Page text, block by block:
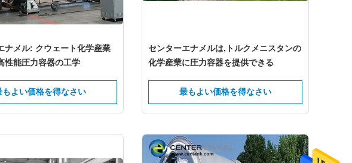
ナメル: クウェート化学産業
性能圧力容器の工学
もよい価格を得なさい
センターエナメルは,トルクメニスタンの
化学産業に圧力容器を提供できる
最もよい価格を得なさい